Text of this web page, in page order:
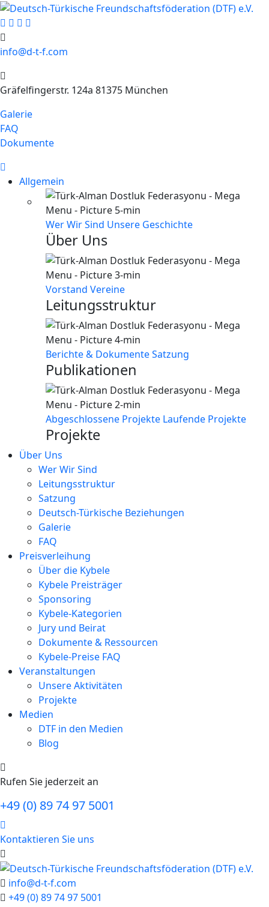
info@d-t-f.com
Gräfelfingerstr. 124a 81375 München
Galerie
FAQ
Dokumente
Allgemein
Wer Wir Sind Unsere Geschichte
Über Uns
Vorstand Vereine
Leitungsstruktur
Berichte & DokumenteSatzung
Publikationen
Abgeschlossene Projekte Laufende Projekte
Projekte
Über Uns
Wer Wir Sind
Leitungsstruktur
Satzung
Deutsch-Türkische Beziehungen
Galerie
FAQ
Preisverleihung
Über die Kybele
Kybele Preisträger
Sponsoring
Kybele-Kategorien
Jury und Beirat
Dokumente & Ressourcen
Kybele-Preise FAQ
Veranstaltungen
Unsere Aktivitäten
Projekte
Medien
DTF in den Medien
Blog
Rufen Sie jederzeit an
+49 (0) 89 74 97 5001
Kontaktieren Sie uns
info@d-t-f.com
+49 (0) 89 74 97 5001